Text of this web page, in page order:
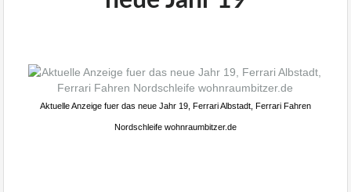
Aktuelle Anzeige fuer das neue Jahr 19, Ferrari Albstadt, Ferrari Fahren
Nordschleife wohnraumbitzer.de